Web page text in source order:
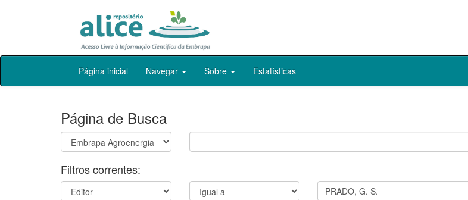
Skip
Página inicial Navegar Sobre Estatísticas
Página de Busca
Filtros correntes: